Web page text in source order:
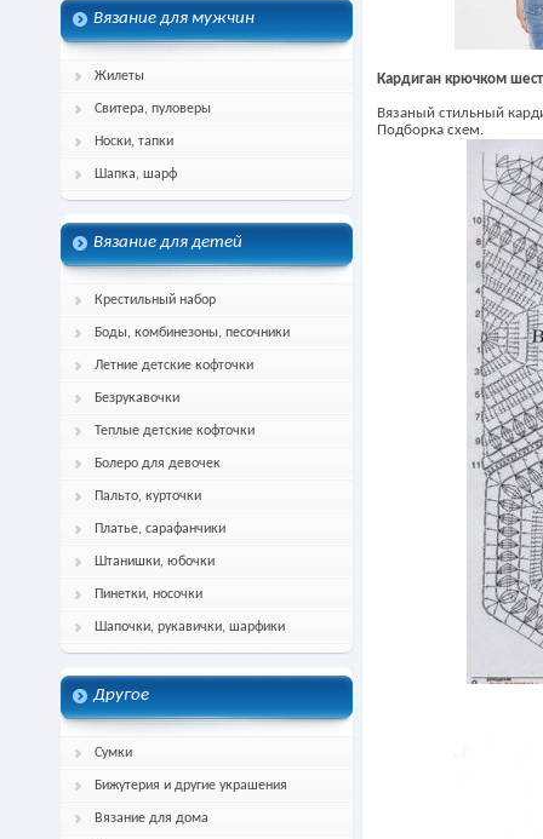
Вязание для мужчин
Жилеты
Свитера, пуловеры
Носки, тапки
Шапка, шарф
Вязание для детей
Крестильный набор
Боды, комбинезоны, песочники
Летние детские кофточки
Безрукавочки
Теплые детские кофточки
Болеро для девочек
Пальто, курточки
Платье, сарафанчики
Штанишки, юбочки
Пинетки, носочки
Шапочки, рукавички, шарфики
Другое
Сумки
Бижутерия и другие украшения
Вязание для дома
Кардиган крючком
Вязаный стильный
Подборка схем.